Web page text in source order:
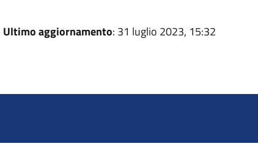
Ultimo aggiornamento: 31 luglio 2023, 15:32